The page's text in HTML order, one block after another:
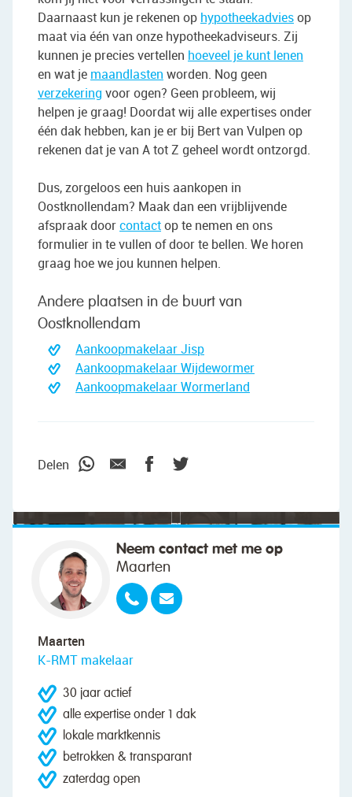
Daarnaast kun je rekenen op hypotheekadviesop
maat via één van onze hypotheekadviseurs. Zij
kunnen je precies vertellen hoeveel je kunt lenen
en wat je maandlasten worden. Nog geen
verzekering voor ogen? Geen probleem, wij
helpen je graag! Doordat wij alle expertises onder
één dak hebben, kan je er bij Bert van Vulpen op
rekenen dat je van A tot Z geheel wordt ontzorgd.
Dus, zorgeloos een huis aankopen in
Oostknollendam? Maak dan een vrijblijvende
afspraak doorcontactop te nemen en ons
formulier in te vullen of door te bellen. We horen
graag hoe we jou kunnen helpen.
Andere plaatsen in de buurt van
Oostknollendam
Aankoopmakelaar Jisp
Aankoopmakelaar Wijdewormer
Aankoopmakelaar Wormerland
Delen
Neem contact met me op
Maarten
Maarten
K-RMT makelaar
30 jaar actief
alle expertise onder 1 dak
lokale marktkennis
betrokken & transparant
zaterdag open